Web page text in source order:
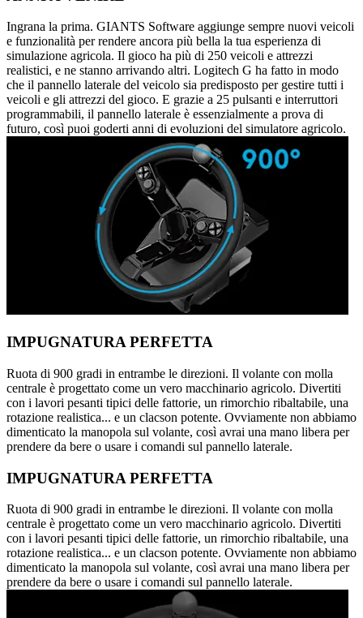
Ingrana la prima. GIANTS Software aggiunge sempre nuovi veicoli
e funzionalità per rendere ancora più bella la tua esperienza di
simulazione agricola. Il gioco ha più di 250 veicoli e attrezzi
realistici, e ne stanno arrivando altri. Logitech G ha fatto in modo
che il pannello laterale del veicolo sia predisposto per gestire tutti i
veicoli e gli attrezzi del gioco. E grazie a 25 pulsanti e interruttori
programmabili, il pannello laterale è essenzialmente a prova di
futuro, così puoi goderti anni di evoluzioni del simulatore agricolo.
IMPUGNATURA PERFETTA
Ruota di 900 gradi in entrambe le direzioni. Il volante con molla
centrale è progettato come un vero macchinario agricolo. Divertiti
con i lavori pesanti tipici delle fattorie, un rimorchio ribaltabile, una
rotazione realistica... e un clacson potente. Ovviamente non abbiamo
dimenticato la manopola sul volante, così avrai una mano libera per
prendere da bere o usare i comandi sul pannello laterale.
IMPUGNATURA PERFETTA
Ruota di 900 gradi in entrambe le direzioni. Il volante con molla
centrale è progettato come un vero macchinario agricolo. Divertiti
con i lavori pesanti tipici delle fattorie, un rimorchio ribaltabile, una
rotazione realistica... e un clacson potente. Ovviamente non abbiamo
dimenticato la manopola sul volante, così avrai una mano libera per
prendere da bere o usare i comandi sul pannello laterale.